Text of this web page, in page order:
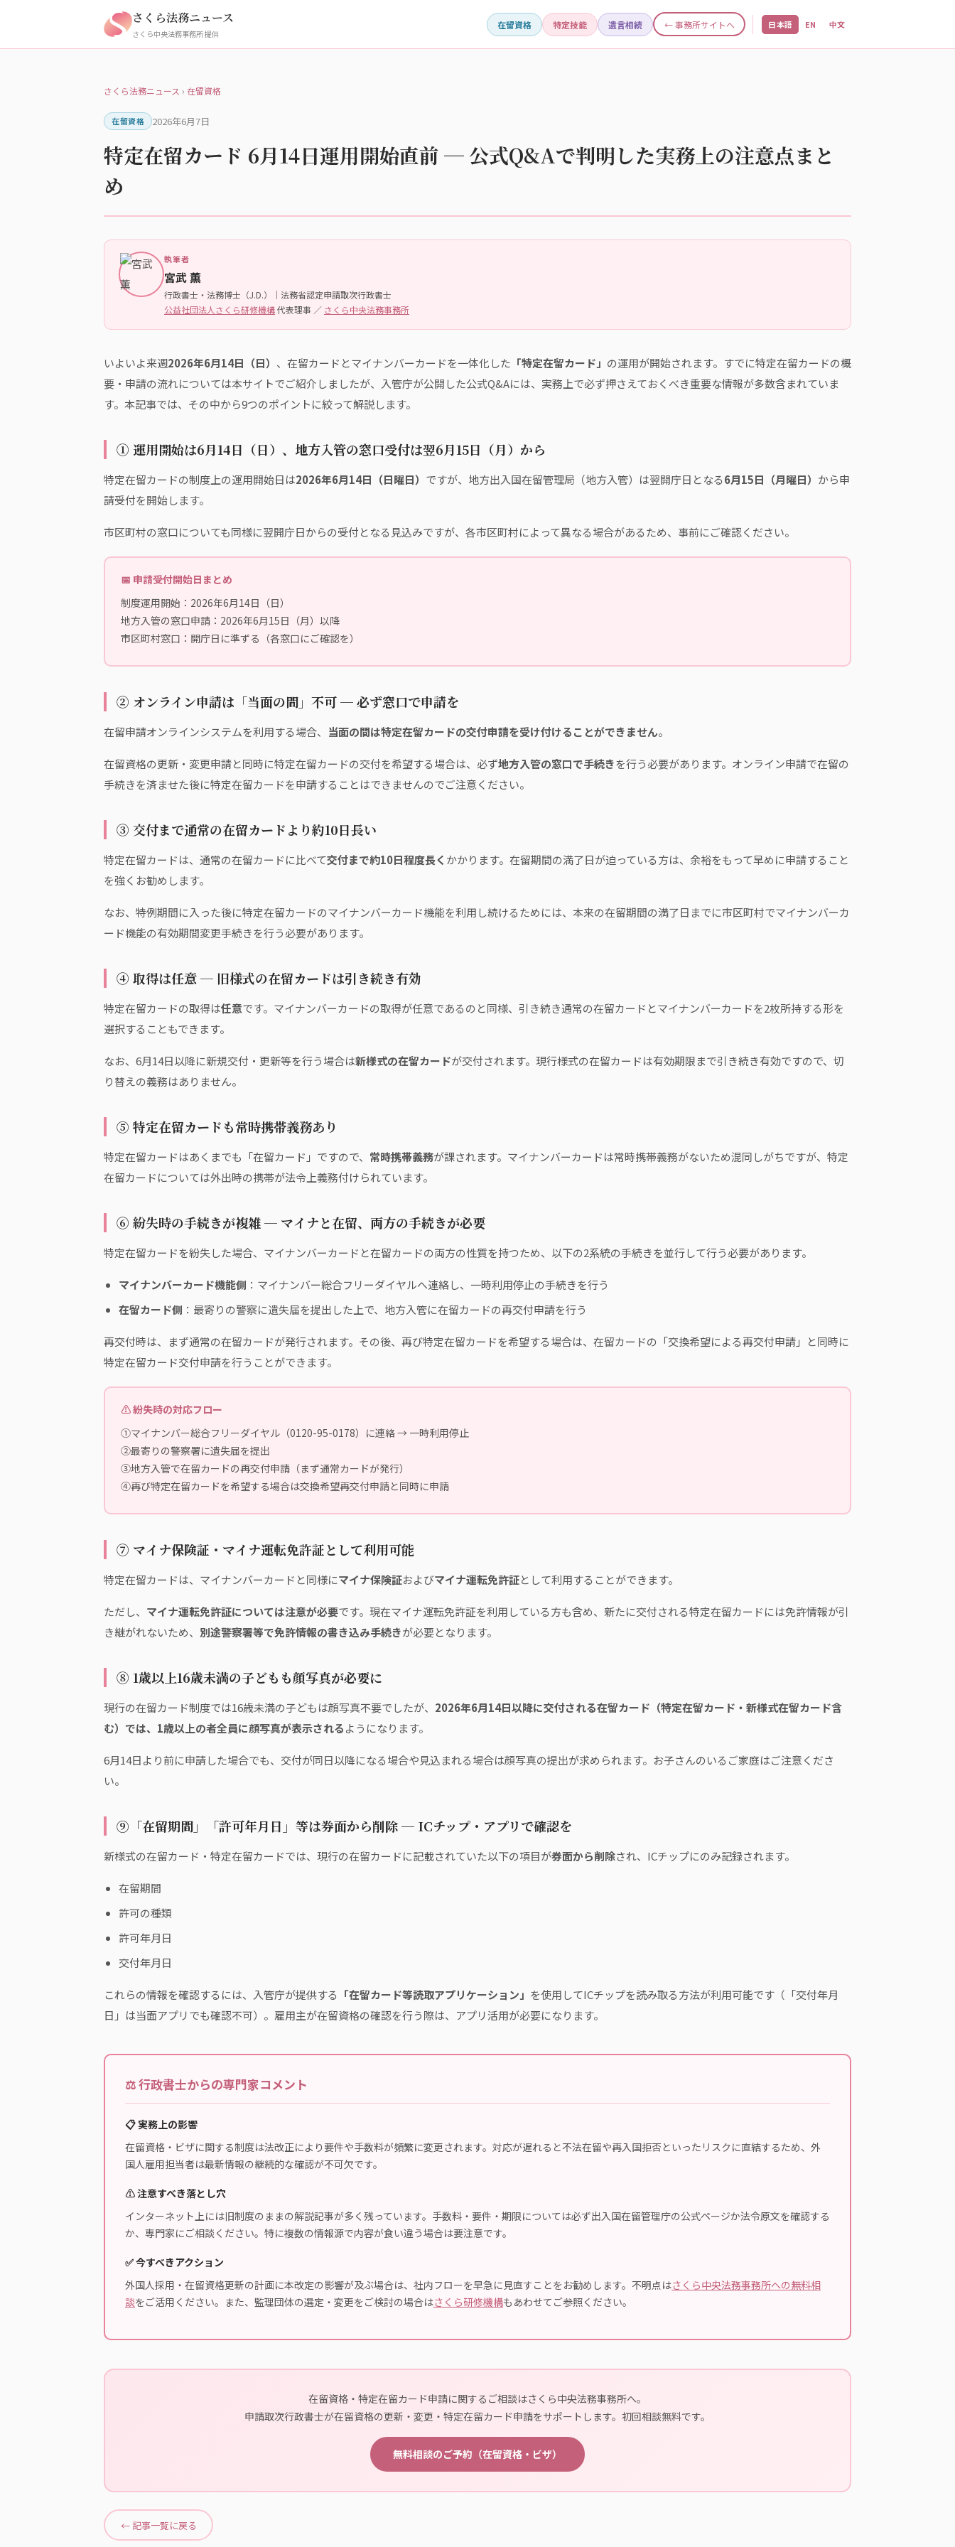
さくら法務ニュース
さくら中央法務事務所 提供
在留資格 特定技能 遺言相続 ← 事務所サイトへ 日本語 EN 中文
さくら法務ニュース › 在留資格
在留資格 2026年6月7日
特定在留カード 6月14日運用開始直前 ─ 公式Q&Aで判明した実務上の注意点まと
め
執筆者
宮武 薫
行政書士・法務博士（J.D.）｜法務省認定申請取次行政書士
公益社団法人さくら研修機構代表理事 ／ さくら中央法務事務所
いよいよ来週2026年6月14日（日） 、在留カードとマイナンバーカードを一体化した 「特定在留カード」 の運用が開始されます。すでに特定在留カードの概
要・申請の流れについては本サイトでご紹介しましたが、入管庁が公開した公式Q&Aには、実務上で必ず押さえておくべき重要な情報が多数含まれていま
す。本記事では、その中から9つのポイントに絞って解説します。
① 運用開始は6月14日（日）、地方入管の窓口受付は翌6月15日（月）から
特定在留カードの制度上の運用開始日は2026年6月14日（日曜日） ですが、地方出入国在留管理局（地方入管）は翌開庁日となる6月15日（月曜日） から申
請受付を開始します。
市区町村の窓口についても同様に翌開庁日からの受付となる見込みですが、各市区町村によって異なる場合があるため、事前にご確認ください。
📅 申請受付開始日まとめ
制度運用開始：2026年6月14日（日）
地方入管の窓口申請：2026年6月15日（月）以降
市区町村窓口：開庁日に準ずる（各窓口にご確認を）
② オンライン申請は「当面の間」不可 ─ 必ず窓口で申請を
在留申請オンラインシステムを利用する場合、 当面の間は特定在留カードの交付申請を受け付けることができません。
在留資格の更新・変更申請と同時に特定在留カードの交付を希望する場合は、必ず地方入管の窓口で手続きを行う必要があります。オンライン申請で在留の
手続きを済ませた後に特定在留カードを申請することはできませんのでご注意ください。
③ 交付まで通常の在留カードより約10日長い
特定在留カードは、通常の在留カードに比べて交付まで約10日程度長く かかります。在留期間の満了日が迫っている方は、余裕をもって早めに申請すること
を強くお勧めします。
なお、特例期間に入った後に特定在留カードのマイナンバーカード機能を利用し続けるためには、本来の在留期間の満了日までに市区町村でマイナンバーカ
ード機能の有効期間変更手続きを行う必要があります。
④ 取得は任意 ─ 旧様式の在留カードは引き続き有効
特定在留カードの取得は任意です。マイナンバーカードの取得が任意であるのと同様、引き続き通常の在留カードとマイナンバーカードを2枚所持する形を
選択することもできます。
なお、6月14日以降に新規交付・更新等を行う場合は新様式の在留カードが交付されます。現行様式の在留カードは有効期限まで引き続き有効ですので、切
り替えの義務はありません。
⑤ 特定在留カードも常時携帯義務あり
特定在留カードはあくまでも「在留カード」ですので、 常時携帯義務が課されます。マイナンバーカードは常時携帯義務がないため混同しがちですが、特定
在留カードについては外出時の携帯が法令上義務付けられています。
⑥ 紛失時の手続きが複雑 ─ マイナと在留、両方の手続きが必要
特定在留カードを紛失した場合、マイナンバーカードと在留カードの両方の性質を持つため、以下の2系統の手続きを並行して行う必要があります。
マイナンバーカード機能側 ：マイナンバー総合フリーダイヤルへ連絡し、一時利用停止の手続きを行う
在留カード側 ：最寄りの警察に遺失届を提出した上で、地方入管に在留カードの再交付申請を行う
再交付時は、まず通常の在留カードが発行されます。その後、再び特定在留カードを希望する場合は、在留カードの「交換希望による再交付申請」と同時に
特定在留カード交付申請を行うことができます。
⚠ 紛失時の対応フロー
①マイナンバー総合フリーダイヤル（0120-95-0178）に連絡 → 一時利用停止
②最寄りの警察署に遺失届を提出
③地方入管で在留カードの再交付申請（まず通常カードが発行）
④再び特定在留カードを希望する場合は交換希望再交付申請と同時に申請
⑦ マイナ保険証・マイナ運転免許証として利用可能
特定在留カードは、マイナンバーカードと同様にマイナ保険証およびマイナ運転免許証として利用することができます。
ただし、 マイナ運転免許証については注意が必要です。現在マイナ運転免許証を利用している方も含め、新たに交付される特定在留カードには免許情報が引
き継がれないため、 別途警察署等で免許情報の書き込み手続きが必要となります。
⑧ 1歳以上16歳未満の子どもも顔写真が必要に
現行の在留カード制度では16歳未満の子どもは顔写真不要でしたが、 2026年6月14日以降に交付される在留カード（特定在留カード・新様式在留カード含
む）では、1歳以上の者全員に顔写真が表示されるようになります。
6月14日より前に申請した場合でも、交付が同日以降になる場合や見込まれる場合は顔写真の提出が求められます。お子さんのいるご家庭はご注意くださ
い。
⑨「在留期間」「許可年月日」等は券面から削除 ─ ICチップ・アプリで確認を
新様式の在留カード・特定在留カードでは、現行の在留カードに記載されていた以下の項目が券面から削除され、ICチップにのみ記録されます。
在留期間
許可の種類
許可年月日
交付年月日
これらの情報を確認するには、入管庁が提供する 「在留カード等読取アプリケーション」 を使用してICチップを読み取る方法が利用可能です（「交付年月
日」は当面アプリでも確認不可）。雇用主が在留資格の確認を行う際は、アプリ活用が必要になります。
⚖️ 行政書士からの専門家コメント
📋 実務上の影響
在留資格・ビザに関する制度は法改正により要件や手数料が頻繁に変更されます。対応が遅れると不法在留や再入国拒否といったリスクに直結するため、外
国人雇用担当者は最新情報の継続的な確認が不可欠です。
⚠️ 注意すべき落とし穴
インターネット上には旧制度のままの解説記事が多く残っています。手数料・要件・期限については必ず出入国在留管理庁の公式ページか法令原文を確認する
か、専門家にご相談ください。特に複数の情報源で内容が食い違う場合は要注意です。
✅ 今すべきアクション
外国人採用・在留資格更新の計画に本改定の影響が及ぶ場合は、社内フローを早急に見直すことをお勧めします。不明点はさくら中央法務事務所への無料相
談をご活用ください。また、監理団体の選定・変更をご検討の場合はさくら研修機構もあわせてご参照ください。
在留資格・特定在留カード申請に関するご相談はさくら中央法務事務所へ。
申請取次行政書士が在留資格の更新・変更・特定在留カード申請をサポートします。初回相談無料です。
無料相談のご予約（在留資格・ビザ）
← 記事一覧に戻る